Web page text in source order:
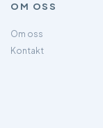
OM OSS
Om oss
Kontakt